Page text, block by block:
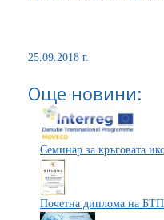
25.09.2018 г.
Още новини:
Семинар за кръговата
Почетна диплома на